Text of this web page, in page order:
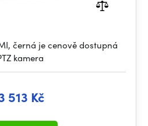
černá je cenově dostupná
kamera
513 Kč